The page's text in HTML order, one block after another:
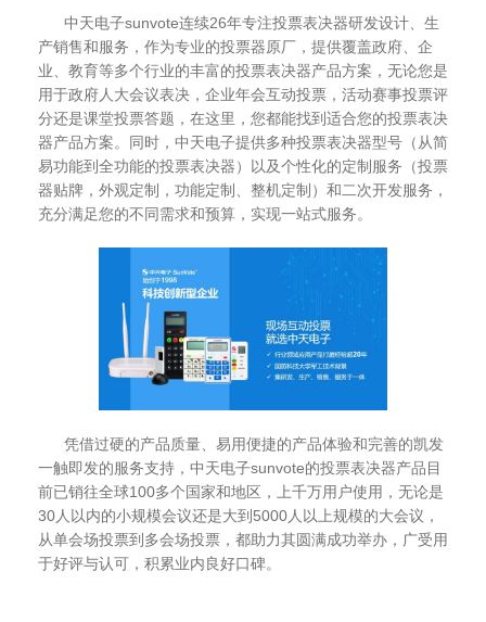
中天电子sunvote连续26年专注投票表决器研发设计、生
产销售和服务，作为专业的投票器原厂，提供覆盖政府、企
业、教育等多个行业的丰富的投票表决器产品方案，无论您是
用于政府人大会议表决，企业年会互动投票，活动赛事投票评
分还是课堂投票答题，在这里，您都能找到适合您的投票表决
器产品方案。同时，中天电子提供多种投票表决器型号（从简
易功能到全功能的投票表决器）以及个性化的定制服务（投票
器贴牌，外观定制，功能定制、整机定制）和二次开发服务，
充分满足您的不同需求和预算，实现一站式服务。
凭借过硬的产品质量、易用便捷的产品体验和完善的凯发
一触即发的服务支持，中天电子sunvote的投票表决器产品目
前已销往全球100多个国家和地区，上千万用户使用，无论是
30人以内的小规模会议还是大到5000人以上规模的大会议，
从单会场投票到多会场投票，都助力其圆满成功举办，广受用
于好评与认可，积累业内良好口碑。